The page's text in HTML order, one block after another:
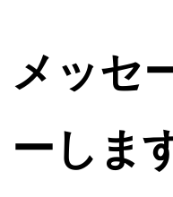
メッセ
ーしま